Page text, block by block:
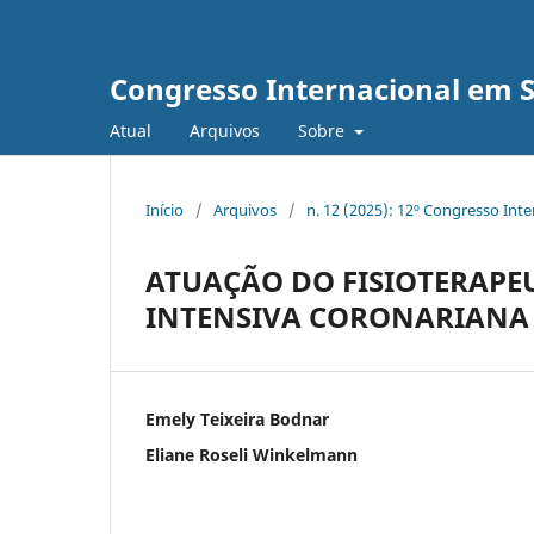
Congresso Internacional em
Atual Arquivos Sobre
Início / Arquivos / n. 12 (2025): 12º Congresso
ATUAÇÃO DO
INTENSIVA CORONARIANA
Emely Teixeira Bodnar
Eliane Roseli Winkelmann